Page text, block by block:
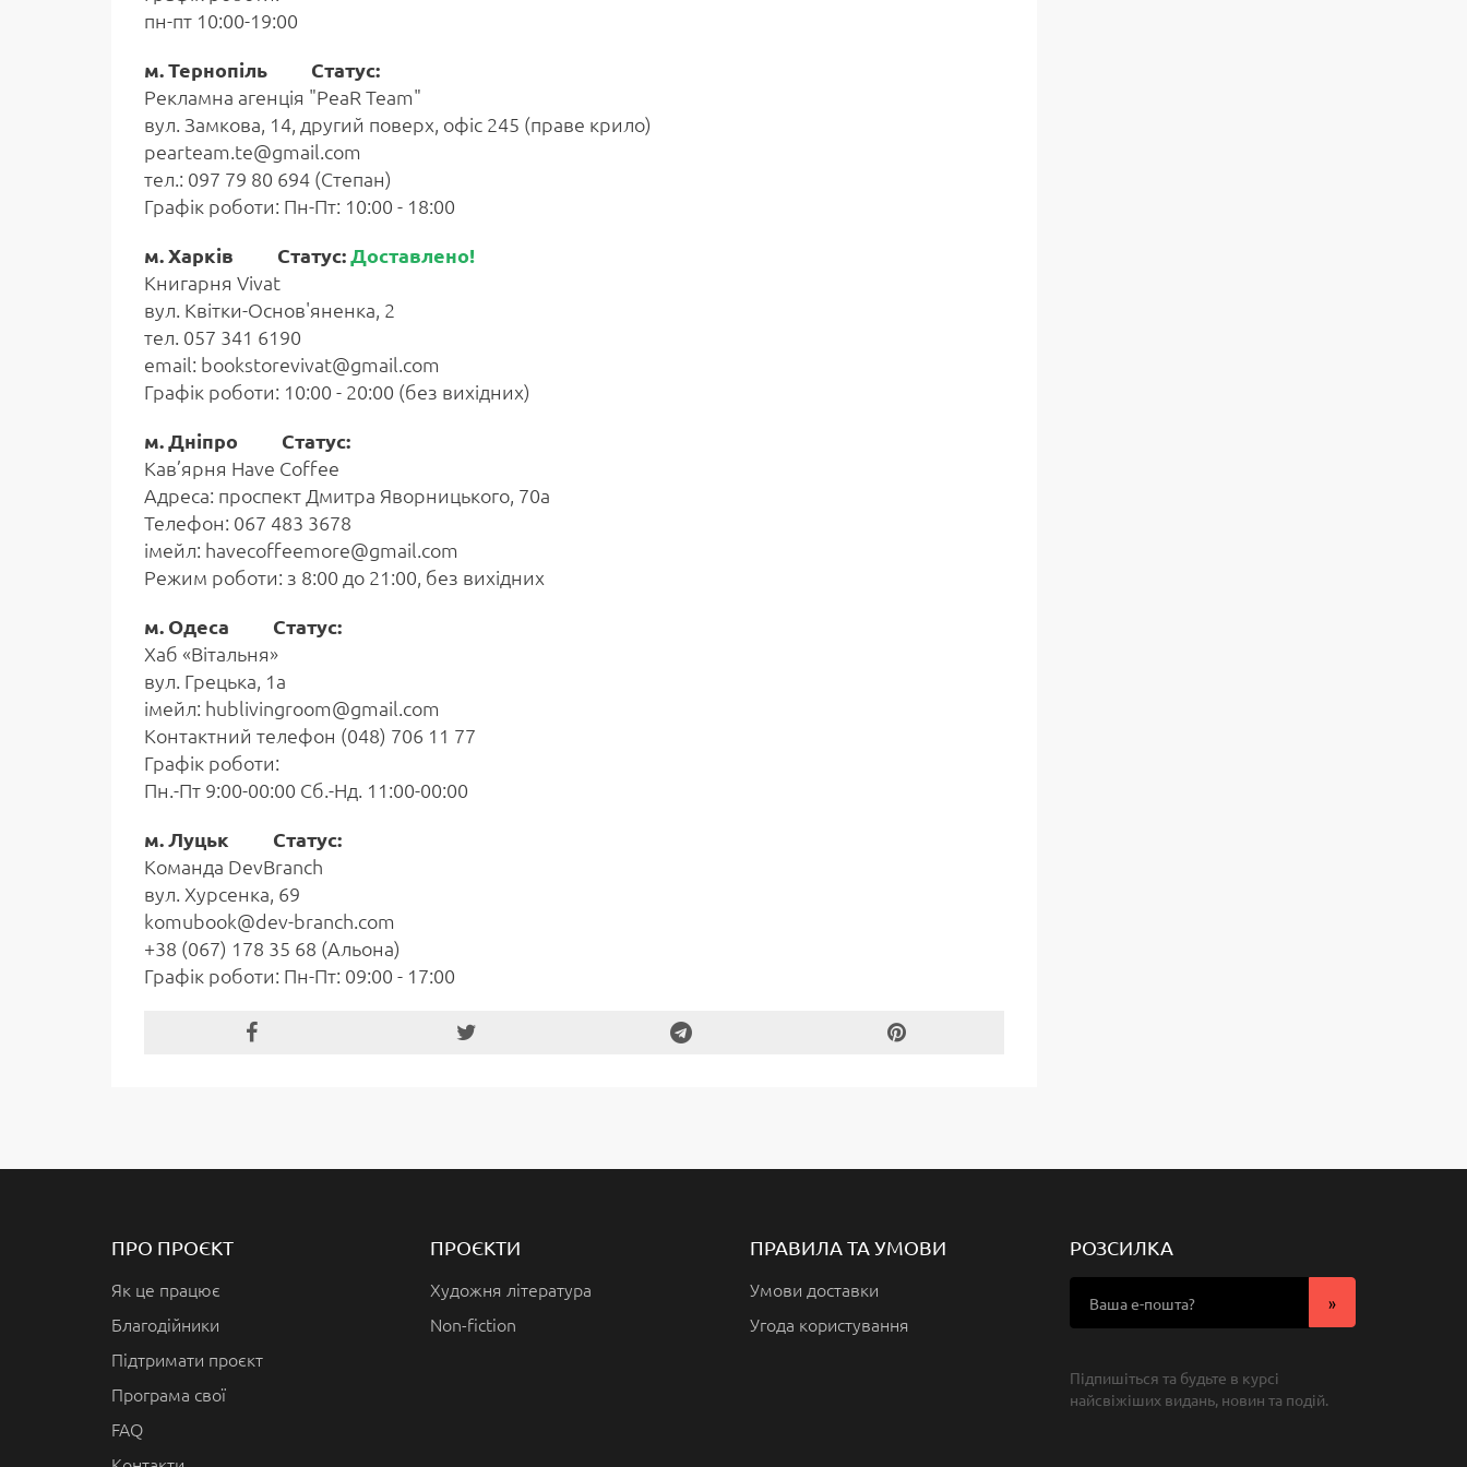
пн-пт 10:00-19:00
м. Тернопіль Статус:
Рекламна агенція "PeaR Team"
вул. Замкова, 14, другий поверх, офіс 245 (праве крило)
pearteam.te@gmail.com
тел.: 097 79 80 694 (Степан)
Графік роботи: Пн-Пт: 10:00 - 18:00
м. Харків Статус:Доставлено!
Книгарня Vivat
вул. Квітки-Основ'яненка, 2
тел. 057 341 6190
email: bookstorevivat@gmail.com
Графік роботи: 10:00 - 20:00 (без вихідних)
м. Дніпро Статус:
Кав’ярня Have Coffee
Адреса: проспект Дмитра Яворницького, 70а
Телефон: 067 483 3678
імейл: havecoffeemore@gmail.com
Режим роботи: з 8:00 до 21:00, без вихідних
м. Одеса Статус:
Хаб «Вітальня»
вул. Грецька, 1а
імейл: hublivingroom@gmail.com
Контактний телефон (048) 706 11 77
Графік роботи:
Пн.-Пт 9:00-00:00 Сб.-Нд. 11:00-00:00
м. Луцьк Статус:
Команда DevBranch
вул. Хурсенка, 69
komubook@dev-branch.com
+38 (067) 178 35 68 (Альона)
Графік роботи: Пн-Пт: 09:00 - 17:00
РОЗСИЛКА
Підпишіться та будьте в курсі
найсвіжіших видань, новин та подій.
ПРО ПРОЄКТ
Як це працює
Благодійники
Підтримати проєкт
Програма свої
FAQ
ПРОЄКТИ
Художня література
Non-fiction
ПРАВИЛА ТА УМОВИ
Умови доставки
Угода користування